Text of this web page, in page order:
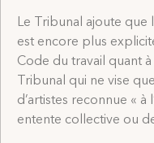
Le Tribunal ajoute que
est encore plus
Code du travail quant
Tribunal qui ne vise
d’artistes reconnue « à
entente collective ou